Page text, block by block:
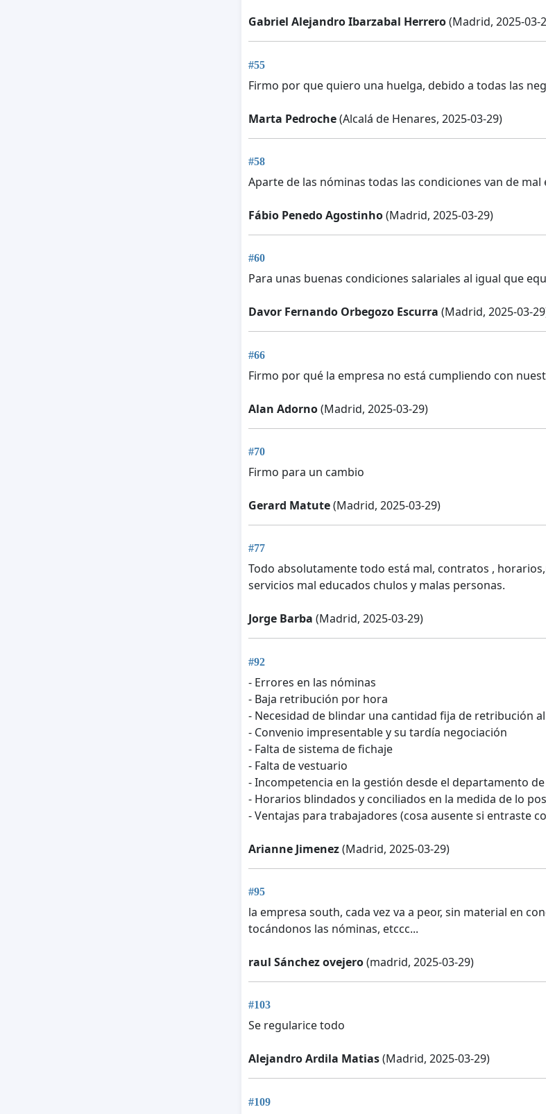
Gabriel Alejandro Ibarzabal Herrero(Madrid, 2025-03-
#55
Firmo por que quiero una huelga, debido a todas las
Marta Pedroche(Alcalá de Henares, 2025-03-29)
#58
Aparte de las nóminas todas las condiciones van de
Fábio Penedo Agostinho(Madrid, 2025-03-29)
#60
Para unas buenas condiciones salariales al igual que
Davor Fernando Orbegozo Escurra (Madrid, 2025-03-
#66
Firmo por qué la empresa no está cumpliendo con
Alan Adorno(Madrid, 2025-03-29)
#70
Firmo para un cambio
Gerard Matute(Madrid, 2025-03-29)
#77
Todo absolutamente todo está mal, contratos ,
servicios mal educados chulos y malas personas.
Jorge Barba (Madrid, 2025-03-29)
#92
- Errores en las nóminas
- Baja retribución por hora
- Necesidad de blindar una cantidad fija de retribución
- Convenio impresentable y su tardía negociación
- Falta de sistema de fichaje
- Falta de vestuario
- Incompetencia en la gestión desde el departamento de
- Horarios blindados y conciliados en la medida de lo
- Ventajas para trabajadores (cosa ausente si entraste
Arianne Jimenez(Madrid, 2025-03-29)
#95
la empresa south, cada vez va a peor, sin material en
tocándonos las nóminas, etccc...
raul Sánchez ovejero(madrid, 2025-03-29)
#103
Se regularice todo
Alejandro Ardila Matias(Madrid, 2025-03-29)
#109